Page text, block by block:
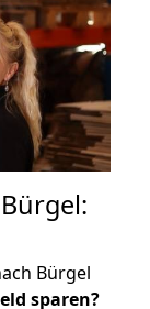
Bürgel
sparen?